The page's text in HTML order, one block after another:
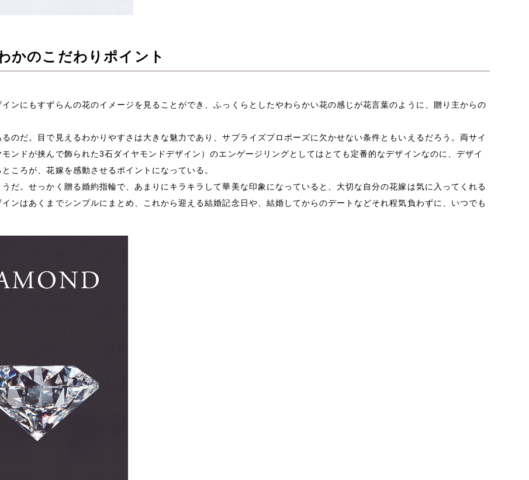
かのこだわりポイント
ンにもすずらんの花のイメージを見ることができ、ふっくらとしたやわらかい花の感じが花言葉のように、贈り主からの
のだ。目で見えるわかりやすさは大きな魅力であり、サプライズプロポーズに欠かせない条件ともいえるだろう。両サイ
ンドが挟んで飾られた3石ダイヤモンドデザイン）のエンゲージリングとしてはとても定番的なデザインなのに、デザイ
ころが、花嫁を感動させるポイントになっている。
だ。せっかく贈る婚約指輪で、あまりにキラキラして華美な印象になっていると、大切な自分の花嫁は気に入ってくれる
ンはあくまでシンプルにまとめ、これから迎える結婚記念日や、結婚してからのデートなどそれ程気負わずに、いつでも